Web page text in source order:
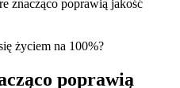
znacząco poprawią jakość
życiem na 100%?
poprawią